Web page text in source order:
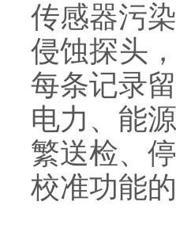
传感器污
侵蚀探头
每条记录
电力、能
繁送检、
校准功能